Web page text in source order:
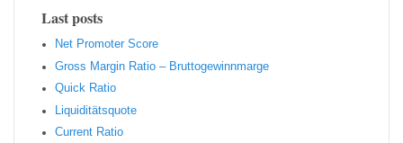
Last posts
Net Promoter Score
Gro ss Margin Ratio – Bruttogewinnmarge
Quic k Ratio
Liquiditätsquote
Current Ratio